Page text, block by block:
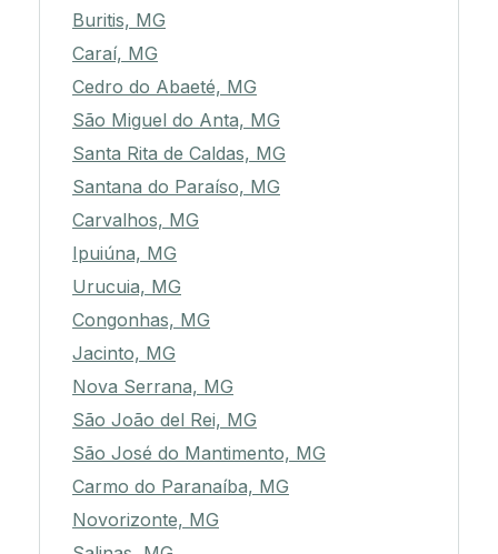
Buritis, MG
Caraí, MG
Cedro do Abaeté, MG
São Miguel do Anta, MG
Santa Rita de Caldas, MG
Santana do Paraíso, MG
Carvalhos, MG
Ipuiúna, MG
Urucuia, MG
Congonhas, MG
Jacinto, MG
Nova Serrana, MG
São João del Rei, MG
São José do Mantimento, MG
Carmo do Paranaíba, MG
Novorizonte, MG